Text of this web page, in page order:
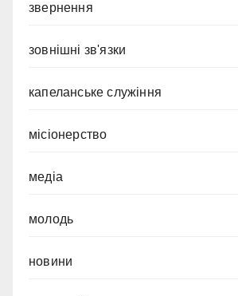
звернення
зовнішні зв'язки
капеланське служіння
місіонерство
медіа
молодь
новини